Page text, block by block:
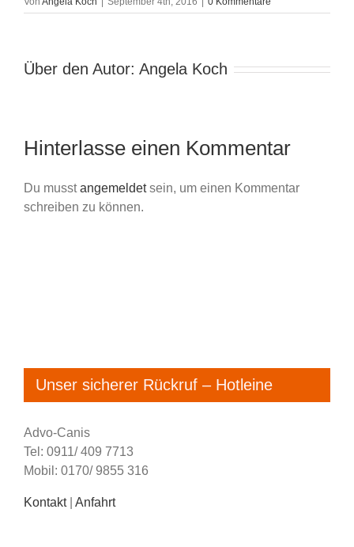
Über den Autor: Angela Koch
Hinterlasse einen Kommentar
Du musstangemeldetsein, um einen Kommentar
schreiben zu können.
Unser sicherer Rückruf – Hotleine
Advo-Canis
Tel: 0911/ 409 7713
Mobil: 0170/ 9855 316
Kontakt| Anfahrt